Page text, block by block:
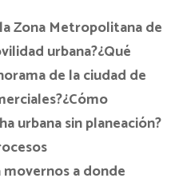
Zona Metropolitana de
urbana?¿Qué
de la ciudad de
urbanasin planeación?
a donde